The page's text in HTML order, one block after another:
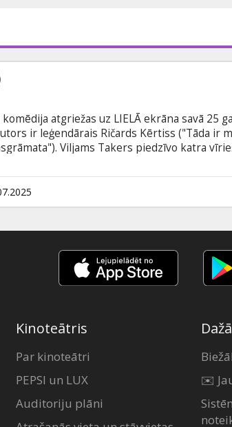
atgriežas uz LIELĀ ekrāna savā 25
ir leģendārais Ričards Kērtiss ("Tāda ir
Viljams Takers piedzīvo katra
un slavenākā aktrise. Pēc neilga laika
viņu ar apelsīnu sulu. Anna pieņem viņa
netālu.
Kinoteātris
Par kinoteātri
PEPSI un LUX
Auditoriju plāni
✉️